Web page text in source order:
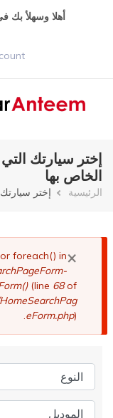
أهلا وسهلأ بك
إختر سيارتك
الخاص بها
مسار
الرئيسية إختر
×
رسالة
الخطأ
foreach() in
(line 68of
eForm.php).
النوع
الموديل